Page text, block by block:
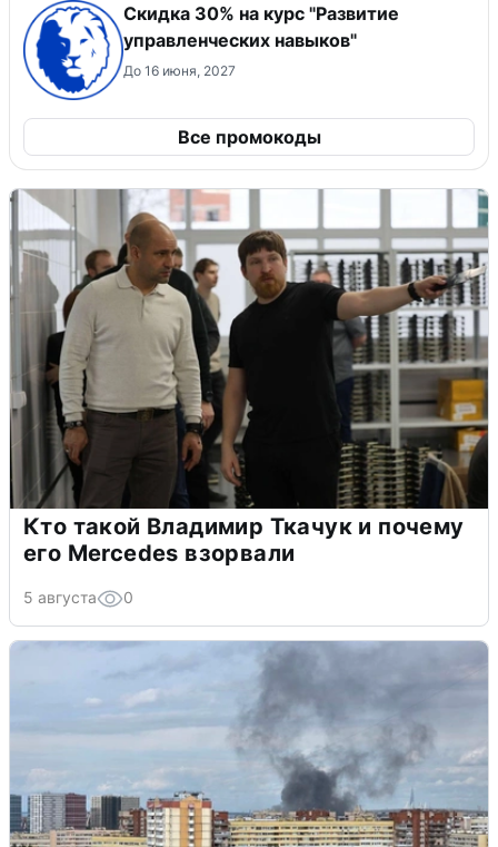
Скидка 30% на курс "Развитие
управленческих навыков"
До 16 июня, 2027
Все промокоды
Кто такой Владимир Ткачук и почему
его Mercedes взорвали
5 августа 0